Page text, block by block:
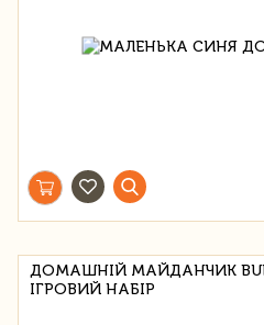
ДОМАШНІЙ МАЙДАНЧИК
ІГРОВИЙ НАБІР